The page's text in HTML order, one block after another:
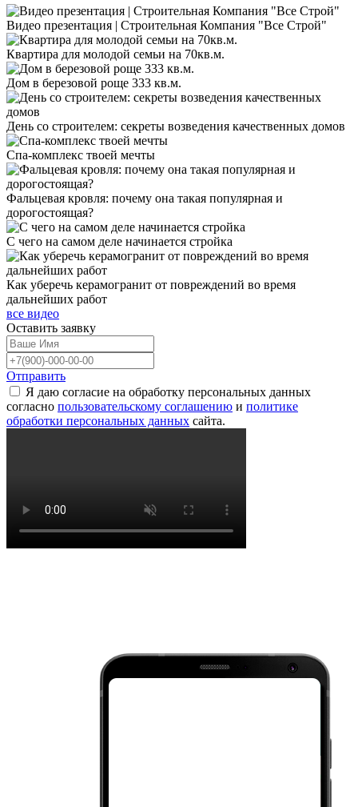
Видео презентация | Строительная Компания "Все Строй"
Квартира для молодой семьи на 70кв.м.
Дом в березовой роще 333 кв.м.
День со строителем: секреты возведения качественных домов
Спа-комплекс твоей мечты
Фальцевая кровля: почему она такая популярная и
дорогостоящая?
С чего на самом деле начинается стройка
Как уберечь керамогранит от повреждений во время
дальнейших работ
все видео
Оставить заявку
Отправить
Я даю согласие на обработку персональных данных
согласно пользовательскому соглашению и политике
обработки персональных данных сайта.